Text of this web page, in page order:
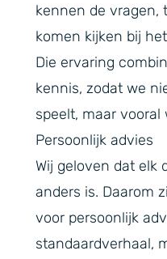
kennen de vragen,
komen kijken bij het
Die ervaring
kennis, zodat we
speelt, maar
Persoonlijk advies
Wij geloven dat elk
anders is. Daarom
voor persoonlijk
standaardverhaal,